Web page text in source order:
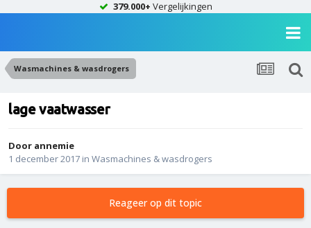
379.000+ Vergelijkingen
Wasmachines & wasdrogers
lage vaatwasser
Door annemie
1 december 2017 in Wasmachines & wasdrogers
Reageer op dit topic